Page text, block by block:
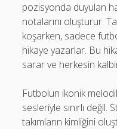
pozisyonda duyulan
notalarını oluşturur.
koşarken, sadece
hikaye yazarlar. Bu
sarar ve herkesin
Futbolun ikonik
sesleriyle sınırlı
takımların kimliğini